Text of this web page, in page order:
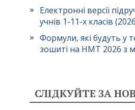
Електронні версії
учнів 1-11-х класів
Формули, які будуть у
зошиті на НМТ 2026 з
СЛІДКУЙТЕ ЗА